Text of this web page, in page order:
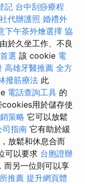
記 台中刮痧療程
代辦護照 婚禮外
下午茶外燴選擇 協
於久坐工作、不良
選 該 cookie 電
高雄牙醫推薦 全方
撥筋療法 此
電話查詢工具 的
cookies用於儲存使
策略 它可以放鬆
司指南 它有助於緩
放鬆和休息合而
可以要求 台胞證辦
而另一位則可以享
推薦 提升網頁體